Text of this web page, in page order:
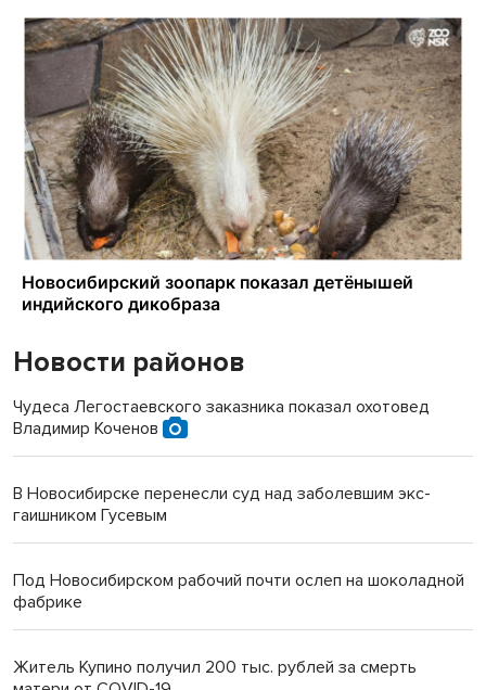
Новости районов
Чудеса Легостаевского заказника показал охотовед
Владимир Коченов
В Новосибирске перенесли суд над заболевшим экс-
гаишником Гусевым
Под Новосибирском рабочий почти ослеп на шоколадной
фабрике
Житель Купино получил 200 тыс. рублей за смерть